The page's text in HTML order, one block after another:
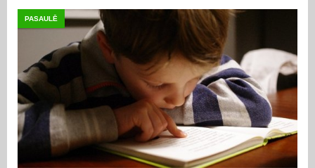
PASAULĒ